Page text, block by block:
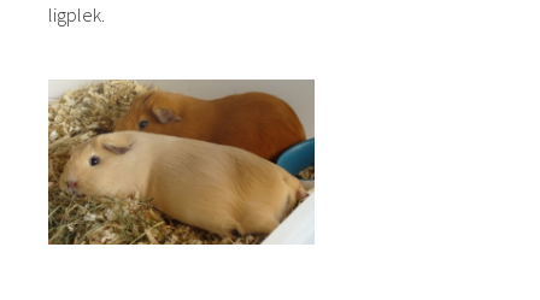
ligplek.